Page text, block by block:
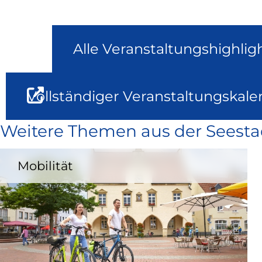
Alle
Vollständiger
Weitere Themen aus der
Mobilität